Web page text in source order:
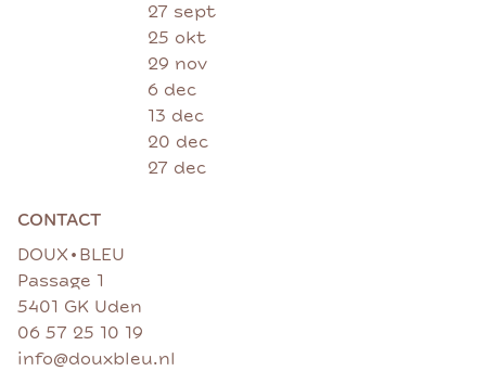
27 sept
25 okt
29 nov
6 dec
13 dec
20 dec
27 dec
CONTACT
DOUX • BLEU
Passage 1
5401 GK Uden
06 57 25 10 19
info@douxbleu.nl